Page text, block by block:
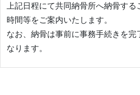
上記日程にて共同納骨所へ納骨する
時間等をご案内いたします。
なお、納骨は事前に事務手続きを完
なります。